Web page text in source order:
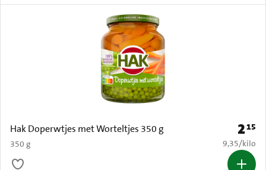
Hak Doperwtjes met Worteltjes 350 g
350 g
Prijs:
215
€ 9,35 per
9,35/kilo